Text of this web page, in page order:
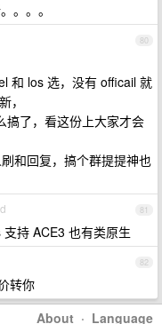
。。。
80
和 los 选，没有 officail 就
，
搞了，看这份上大家才会
和回复，搞个群提提神也
81
持 ACE3 也有类原生
82
转你
About · Language